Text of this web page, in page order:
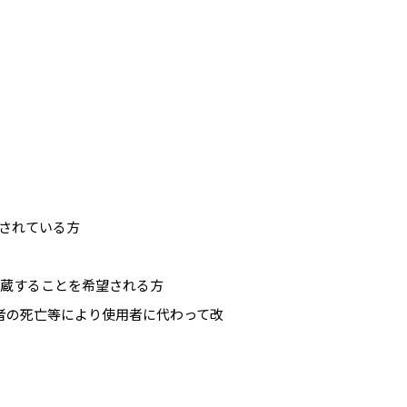
れている方
することを希望される方
死亡等により使用者に代わって改